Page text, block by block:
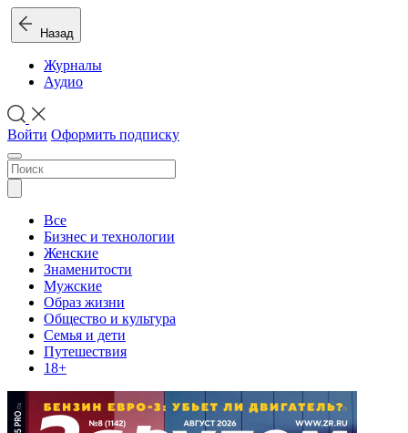
Назад
Журналы
Аудио
Войти Оформить подписку
Все
Бизнес и технологии
Женские
Знаменитости
Мужские
Образ жизни
Общество и культура
Семья и дети
Путешествия
18+